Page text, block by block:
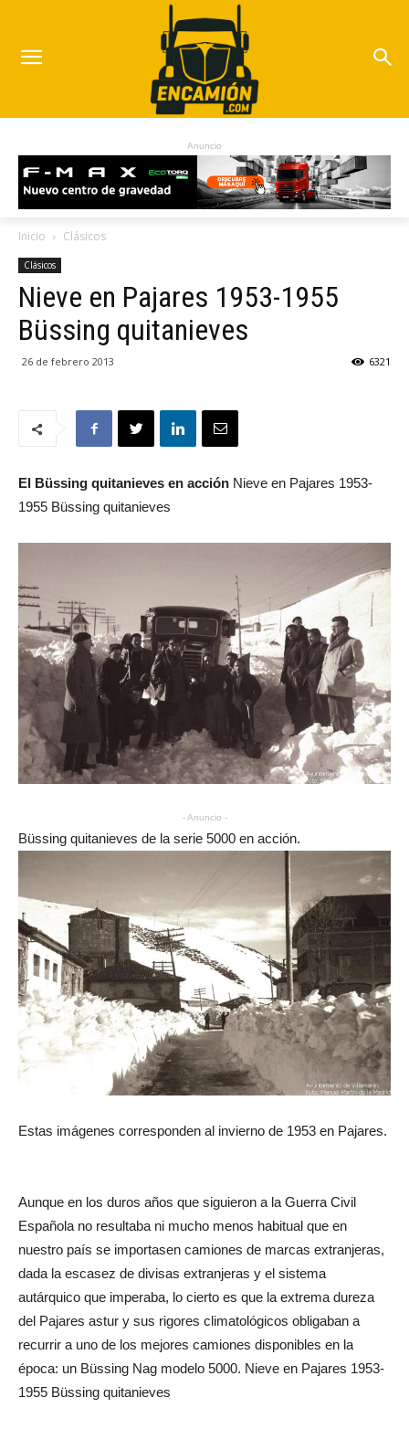
Anuncio
Inicio Clásicos
Clásicos
Nieve en Pajares 1953-1955
Büssing quitanieves
26 de febrero 2013 6321
El Büssing quitanieves en acción Nieve en Pajares 1953-
1955 Büssing quitanieves
- Anuncio -
Büssing quitanieves de la serie 5000 en acción.
Estas imágenes corresponden al invierno de 1953 en Pajares.
Aunque en los duros años que siguieron a la Guerra Civil
Española no resultaba ni mucho menos habitual que en
nuestro país se importasen camiones de marcas extranjeras,
dada la escasez de divisas extranjeras y el sistema
autárquico que imperaba, lo cierto es que la extrema dureza
del Pajares astur y sus rigores climatológicos obligaban a
recurrir a uno de los mejores camiones disponibles en la
época: un Büssing Nag modelo 5000. Nieve en Pajares 1953-
1955 Büssing quitanieves